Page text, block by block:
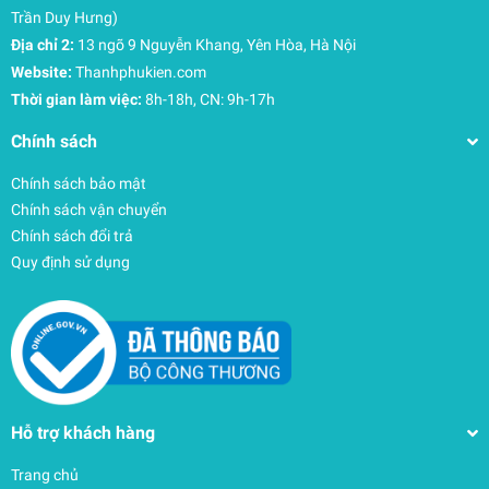
USB4 NVMe SSD Enclosure
USB4 USB-C to USB-C Cable (1.6 ft / 0.5m)
User Guide
Chuẩn chống nước chống bụi IP55 yêu cầu sử dụng
chung với vỏ Silicon đi kèm với Box
Đế sử dụng hết tốc độ yêu cầu thiết bị kết nối với box
phải có chuẩn USB4 hoặc Thunderbolt 3/4 40Gbps, và
SSD sử dụng chung với Box phải có tốc độ đọc trên
Samsung 980 Pro
Samsung 990 Pro
Kingston KC3000
Corsair MP600 CORE XT 1TB
…..
Box có thể sử dụng chung với iPhone 15 Pro và 15 Pro
Trần Duy Hưng)
Địa chỉ 2: 13 ngõ 9 Nguyễn Khang, Yên Hòa, Hà Nội
Website: Thanhphukien.com
Thời gian làm việc: 8h-18h, CN: 9h-17h
Chính sách
Chính sách bảo mật
Chính sách vận chuyển
Chính sách đổi trả
Quy định sử dụng
Hỗ trợ khách hàng
Trang chủ